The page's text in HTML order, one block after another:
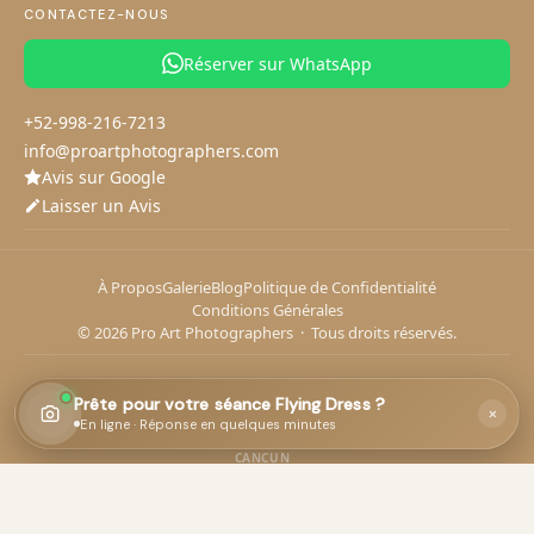
Photographe à Playa del Carmen
CONTACTEZ-NOUS
Réserver sur WhatsApp
+52-998-216-7213
info@proartphotographers.com
Avis sur Google
Laisser un Avis
À ProposGalerieBlogPolitique de Confidentialité
Conditions Générales
© 2026 Pro Art Photographers · Tous droits réservés.
aquacore adventures
CANCUN
×
Prête pour votre séance Flying Dress ?
En ligne · Réponse en quelques minutes
Votre séance 2 Vos coordonnées
Si vous avez une date, indiquez-la : cela nous aide à planifier votre
Continuer
ou discutez sur WhatsApp